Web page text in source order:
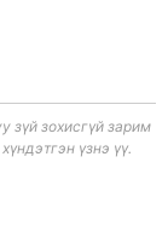
зохисгүй зарим
үзнэ үү.